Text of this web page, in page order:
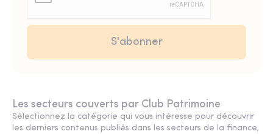
Les secteurs couverts par Club Patrimoine
Sélectionnez la catégorie qui vous intéresse pour découvrir
les derniers contenus publiés dans les secteurs de la finance,